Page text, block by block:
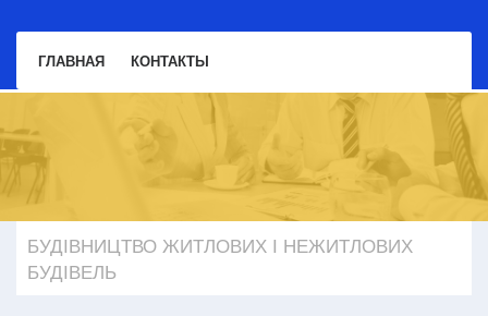
ГЛАВНАЯ КОНТАКТЫ
БУДІВНИЦТВО ЖИТЛОВИХ І НЕЖИТЛОВИХ
БУДІВЕЛЬ